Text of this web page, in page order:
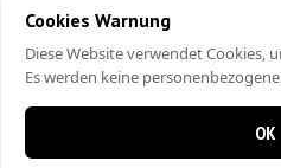
Cookies Warnung
Diese Website verwendet Cookies,
Es werden keine
OK